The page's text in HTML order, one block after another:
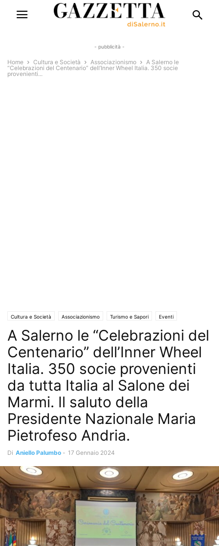
- pubblicità -
Home Cultura e Società Associazionismo
A Salerno le
“Celebrazioni del Centenario” dell’Inner Wheel Italia. 350 socie
provenienti...
Cultura e Società Associazionismo Turismo e Sapori Eventi
Eventi e Manifestazioni Solo Annunci Territori
A Salerno le “Celebrazioni del
Centenario” dell’Inner Wheel
Italia. 350 socie provenienti
da tutta Italia al Salone dei
Marmi. Il saluto della
Presidente Nazionale Maria
Pietrofeso Andria.
Di Aniello Palumbo - 17 Gennaio 2024